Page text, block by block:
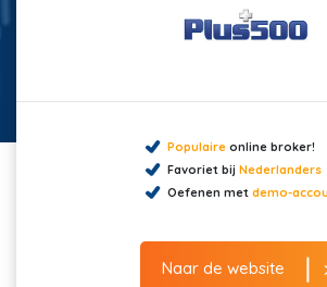
Populaireonline broker!
Favoriet bij Nederlanders
Oefenen met demo-
Naar de website